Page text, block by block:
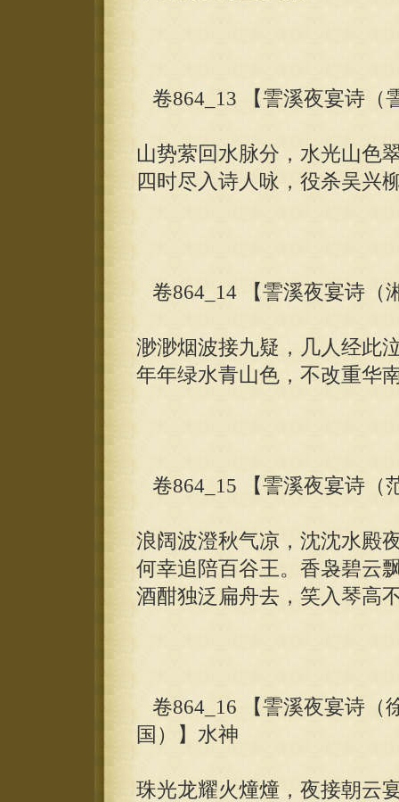
卷864_13 【霅溪夜宴诗（
山势萦回水脉分，水光山色
四时尽入诗人咏，役杀吴兴
卷864_14 【霅溪夜宴诗（
渺渺烟波接九疑，几人经此
年年绿水青山色，不改重华
卷864_15 【霅溪夜宴诗（
浪阔波澄秋气凉，沈沈水殿
何幸追陪百谷王。香袅碧云
酒酣独泛扁舟去，笑入琴高
卷864_16 【霅溪夜宴诗（
国）】水神
珠光龙耀火燑燑，夜接朝云